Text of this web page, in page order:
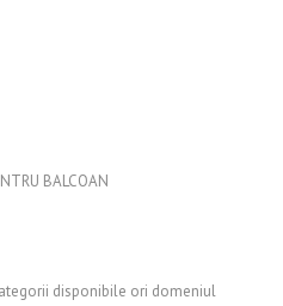
BALCOAN
disponibile ori domeniul